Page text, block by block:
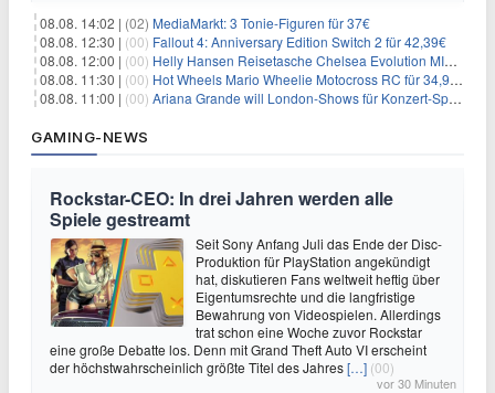
08.08. 14:02 | (02) MediaMarkt: 3 Tonie-Figuren für 37€
08.08. 12:30 | (00) Fallout 4: Anniversary Edition Switch 2 für 42,39€
08.08. 12:00 | (00) Helly Hansen Reisetasche Chelsea Evolution MID 54L für 29,99€
08.08. 11:30 | (00) Hot Wheels Mario Wheelie Motocross RC für 34,99€
08.08. 11:00 | (00) Ariana Grande will London-Shows für Konzert-Special filmen
GAMING-NEWS
Rockstar-CEO: In drei Jahren werden alle
Spiele gestreamt
Seit Sony Anfang Juli das Ende der Disc-
Produktion für PlayStation angekündigt
hat, diskutieren Fans weltweit heftig über
Eigentumsrechte und die langfristige
Bewahrung von Videospielen. Allerdings
trat schon eine Woche zuvor Rockstar
eine große Debatte los. Denn mit Grand Theft Auto VI erscheint
der höchstwahrscheinlich größte Titel des Jahres[…] (00)
vor 30 Minuten